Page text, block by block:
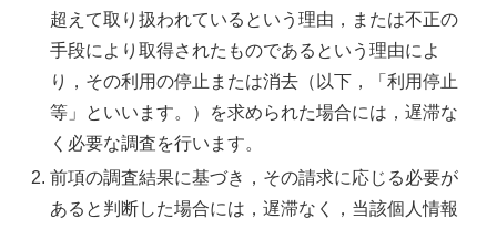
超えて取り扱われているという理由，または不正の
手段により取得されたものであるという理由によ
り，その利用の停止または消去（以下，「利用停止
等」といいます。）を求められた場合には，遅滞な
く必要な調査を行います。
前項の調査結果に基づき，その請求に応じる必要が
あると判断した場合には，遅滞なく，当該個人情報